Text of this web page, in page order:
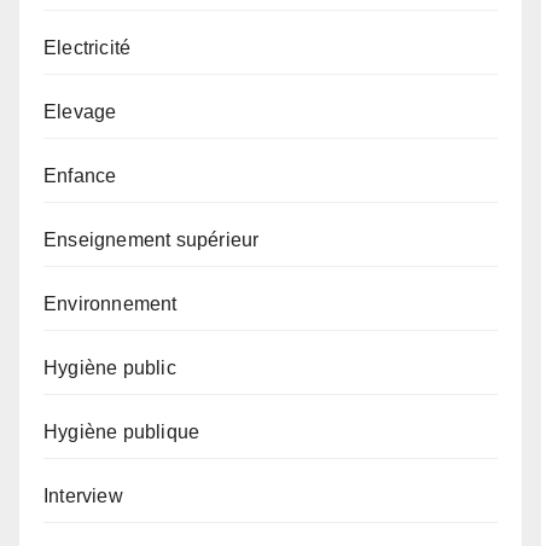
Electricité
Elevage
Enfance
Enseignement supérieur
Environnement
Hygiène public
Hygiène publique
Interview